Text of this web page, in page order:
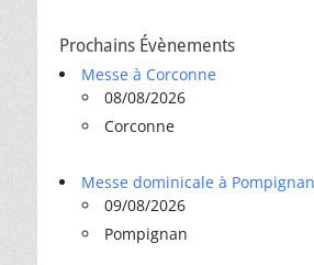
Prochains Évènements
Messe à Corconne
08/08/2026
Corconne
Messe dominicale à Pompignan
09/08/2026
Pompignan